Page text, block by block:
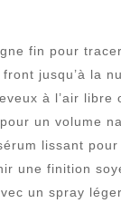
fin pour
jusqu’à la
à l’air libre
un volume
lissant
une finition
un spray